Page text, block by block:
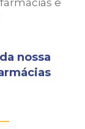
nossa